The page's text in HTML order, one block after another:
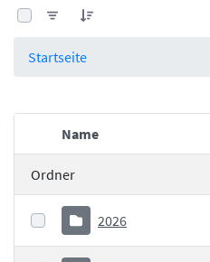
0 von 25 Elemente ausgewählt
Startseite
Elementauswahl
Name
Ordner
2026